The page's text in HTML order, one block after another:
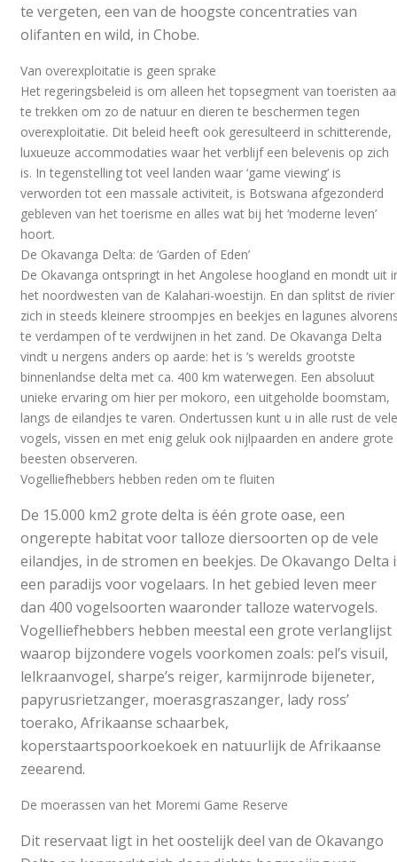
te vergeten, een van de hoogste concentraties van
olifanten en wild, in Chobe.
Van overexploitatie is geen sprake
Het regeringsbeleid is om alleen het topsegment van toeristen
te trekken om zo de natuur en dieren te beschermen tegen
overexploitatie. Dit beleid heeft ook geresulteerd in schitterende,
luxueuze accommodaties waar het verblijf een belevenis op zich
is. In tegenstelling tot veel landen waar ‘game viewing’ is
verworden tot een massale activiteit, is Botswana afgezonderd
gebleven van het toerisme en alles wat bij het ‘moderne leven’
hoort.
De Okavanga Delta: de ‘Garden of Eden’
De Okavanga ontspringt in het Angolese hoogland en mondt uit
het noordwesten van de Kalahari-woestijn. En dan splitst de rivier
zich in steeds kleinere stroompjes en beekjes en lagunes
te verdampen of te verdwijnen in het zand. De Okavanga Delta
vindt u nergens anders op aarde: het is ’s werelds grootste
binnenlandse delta met ca. 400 km waterwegen. Een absoluut
unieke ervaring om hier per mokoro, een uitgeholde boomstam,
langs de eilandjes te varen. Ondertussen kunt u in alle rust de vele
vogels, vissen en met enig geluk ook nijlpaarden en andere grote
beesten observeren.
Vogelliefhebbers hebben reden om te fluiten
De 15.000 km2 grote delta is één grote oase, een
ongerepte habitat voor talloze diersoorten op de vele
eilandjes, in de stromen en beekjes. De Okavango Delta
een paradijs voor vogelaars. In het gebied leven meer
dan 400 vogelsoorten waaronder talloze watervogels.
Vogelliefhebbers hebben meestal een grote verlanglijst
waarop bijzondere vogels voorkomen zoals: pel’s visuil,
lelkraanvogel, sharpe’s reiger, karmijnrode bijeneter,
papyrusrietzanger, moerasgraszanger, lady ross’
toerako, Afrikaanse schaarbek,
koperstaartspoorkoekoek en natuurlijk de Afrikaanse
zeearend.
De moerassen van het Moremi Game Reserve
Dit reservaat ligt in het oostelijk deel van de Okavango